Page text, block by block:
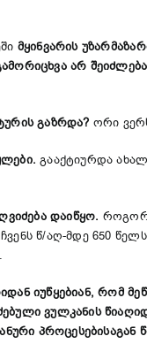
მყინვარის
არ
გაზრდა? ორი
გააქტიურდა
დაიწყო.
წ/აღ-მდე 650
იუწყებიან,
ვულკანის
პროცესებისაგან